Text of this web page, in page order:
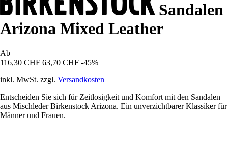
Sandalen
Arizona Mixed Leather
Ab
116,30 CHF 63,70 CHF -45%
inkl. MwSt. zzgl. Versandkosten
Entscheiden Sie sich für Zeitlosigkeit und Komfort mit den Sandalen
aus Mischleder Birkenstock Arizona. Ein unverzichtbarer Klassiker für
Männer und Frauen.